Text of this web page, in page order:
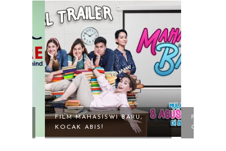
FILM MAHASISWI BARU,
PAKET OWSEM DARI
COCOK UNTUK ...